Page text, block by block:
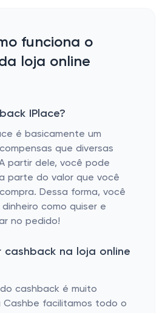
funciona o
loja online
IPlace?
é basicamente um
que diversas
partir dele, você pode
parte do valor que você
Dessa forma, você
como quiser e
no pedido!
cashback na loja online
cashback é muito
Cashbe facilitamos todo o